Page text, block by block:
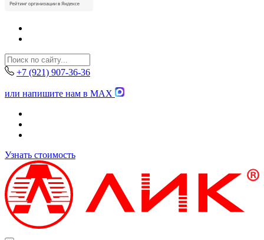
+7 (921) 907-36-36
или напишите нам в MAX
Узнать стоимость